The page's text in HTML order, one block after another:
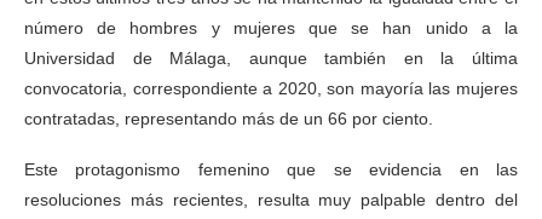
número de hombres y mujeres que se han unido a la
Universidad de Málaga, aunque también en la última
convocatoria, correspondiente a 2020, son mayoría las mujeres
contratadas, representando más de un 66 por ciento.
Este protagonismo femenino que se evidencia en las
resoluciones más recientes, resulta muy palpable dentro del